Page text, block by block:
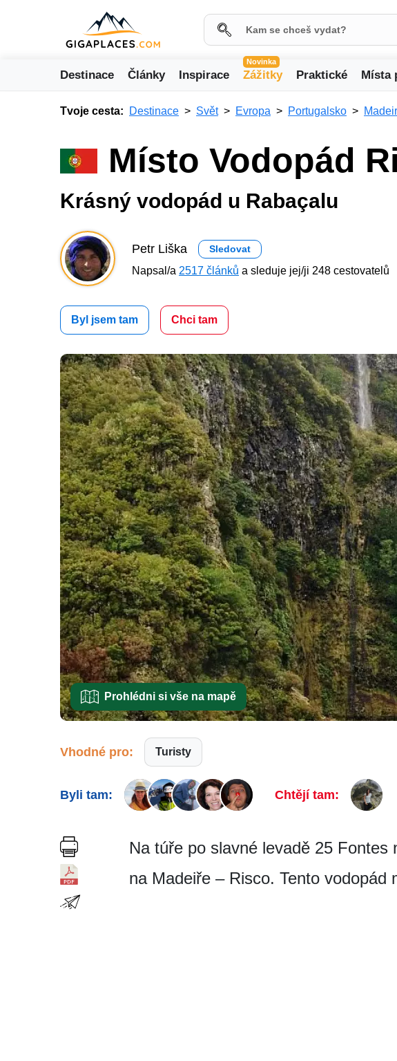
Destinace Články Inspirace
Novinka
Zážitky Praktické Místa
Tvoje cesta: Destinace Svět Evropa Portugalsko
Místo Vodopád
Krásný vodopád u Rabaçalu
Petr Liška Sledovat
Napsal/a 2517 článků a sleduje jej/ji 248 cestovatelů
Byl jsem tam Chci tam
Prohlédni si vše na mapě
Vhodné pro: Turisty
Byli tam: Chtějí tam:
Na túře po slavné levadě 25
na Madeiře – Risco. Tento